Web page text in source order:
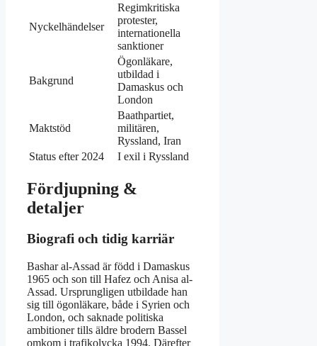
Nyckelhändelser
Regimkritiska
protester,
internationella
sanktioner
Bakgrund
Ögonläkare,
utbildad i
Damaskus och
London
Maktstöd
Baathpartiet,
militären,
Ryssland, Iran
Status efter 2024
I exil i Ryssland
Fördjupning &
detaljer
Biografi och tidig karriär
Bashar al-Assad är född i Damaskus
1965 och son till Hafez och Anisa al-
Assad. Ursprungligen utbildade han
sig till ögonläkare, både i Syrien och
London, och saknade politiska
ambitioner tills äldre brodern Bassel
omkom i trafikolycka 1994. Därefter